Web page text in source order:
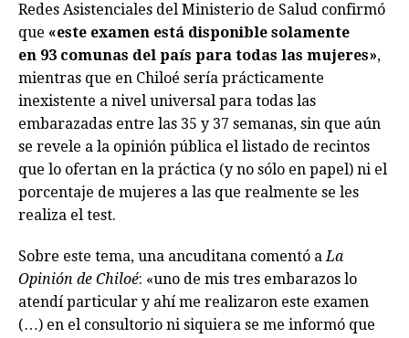
Redes Asistenciales del Ministerio de Salud confirmó
que «este examen está disponible solamente
en 93 comunas del país para todas las mujeres»,
mientras que en Chiloé sería prácticamente
inexistente a nivel universal para todas las
embarazadas entre las 35 y 37 semanas, sin que aún
se revele a la opinión pública el listado de recintos
que lo ofertan en la práctica (y no sólo en papel) ni el
porcentaje de mujeres a las que realmente se les
realiza el test.
Sobre este tema, una ancuditana comentó aLa
Opinión de Chiloé: «uno de mis tres embarazos lo
atendí particular y ahí me realizaron este examen
(…) en el consultorio ni siquiera se me informó que